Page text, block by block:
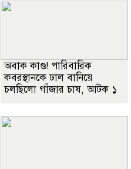
অবাক কাণ্ড! পারিবারিক
কবরস্থানকে ঢাল বানিয়ে
চলছিলো গাঁজার চাষ, আটক ১